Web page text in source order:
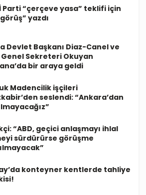
Parti “çerçeve yasa” teklifi için
yazdı
Devlet Başkanı Diaz-Canel ve
Genel Sekreteri Okuyan
bir araya geldi
Madencilik işçileri
seslendi: “Ankara’dan
“ABD, geçici anlaşmayı ihlal
sürdürürse görüşme
konteyner kentlerde tahliye